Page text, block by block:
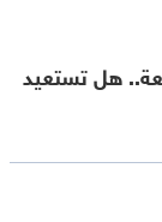
هل تستعيد